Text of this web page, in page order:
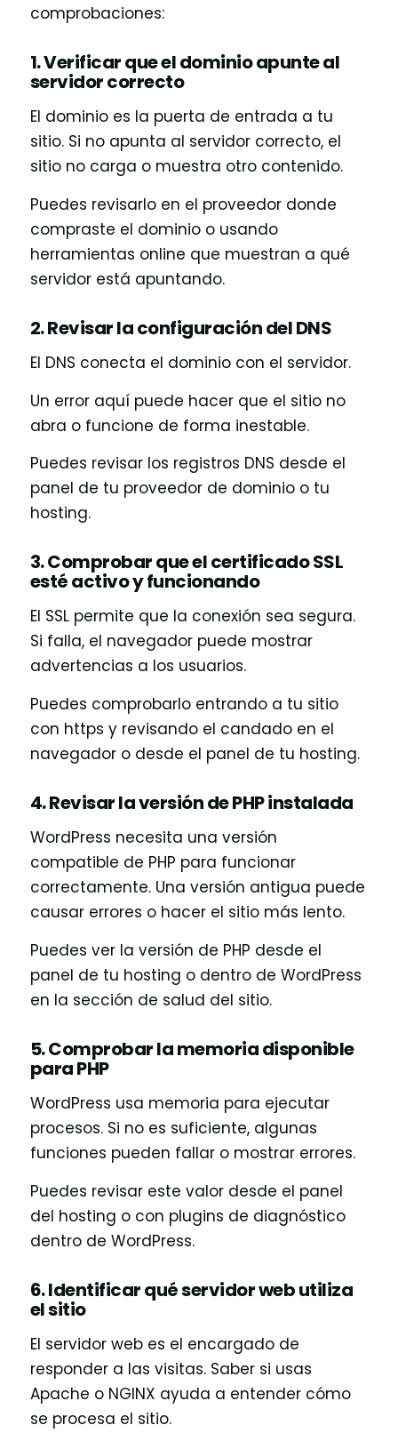
comprobaciones:
1. Verificar que el dominio apunte al
servidor correcto
El dominio es la puerta de entrada a tu
sitio. Si no apunta al servidor correcto, el
sitio no carga o muestra otro contenido.
Puedes revisarlo en el proveedor donde
compraste el dominio o usando
herramientas online que muestran a qué
servidor está apuntando.
2. Revisar la configuración del DNS
El DNS conecta el dominio con el servidor.
Un error aquí puede hacer que el sitio no
abra o funcione de forma inestable.
Puedes revisar los registros DNS desde el
panel de tu proveedor de dominio o tu
hosting.
3. Comprobar que el certificado SSL
esté activo y funcionando
El SSL permite que la conexión sea segura.
Si falla, el navegador puede mostrar
advertencias a los usuarios.
Puedes comprobarlo entrando a tu sitio
con https y revisando el candado en el
navegador o desde el panel de tu hosting.
4. Revisar la versión de PHP instalada
WordPress necesita una versión
compatible de PHP para funcionar
correctamente. Una versión antigua puede
causar errores o hacer el sitio más lento.
Puedes ver la versión de PHP desde el
panel de tu hosting o dentro de WordPress
en la sección de salud del sitio.
5. Comprobar la memoria disponible
para PHP
WordPress usa memoria para ejecutar
procesos. Si no es suficiente, algunas
funciones pueden fallar o mostrar errores.
Puedes revisar este valor desde el panel
del hosting o con plugins de diagnóstico
dentro de WordPress.
6. Identificar qué servidor web utiliza
el sitio
El servidor web es el encargado de
responder a las visitas. Saber si usas
Apache o NGINX ayuda a entender cómo
se procesa el sitio.